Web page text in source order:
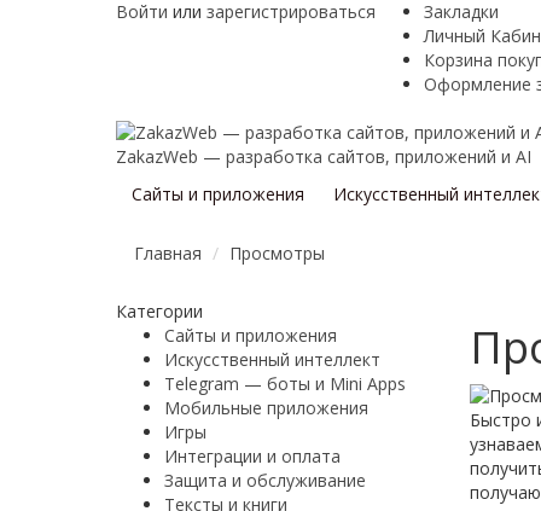
Войти или зарегистрироваться
Закладки
Личный
Корзина
Оформление
ZakazWeb — разработка сайтов, приложений и AI
Сайты и приложения
Искусственный
Главная Просмотры
Категории
Сайты и приложения
Искусственный интеллект
Telegram — боты и Mini Apps
Мобильные приложения
Игры
Интеграции и оплата
Защита и обслуживание
Тексты и книги
Быстро